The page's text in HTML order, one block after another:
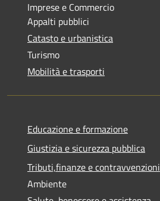
Imprese e Commercio
Appalti pubblici
Catasto e urbanistica
Turismo
Mobilità e trasporti
Educazione e formazione
Giustizia e sicurezza pubblica
Tributi,finanze e contravvenzioni
Ambiente